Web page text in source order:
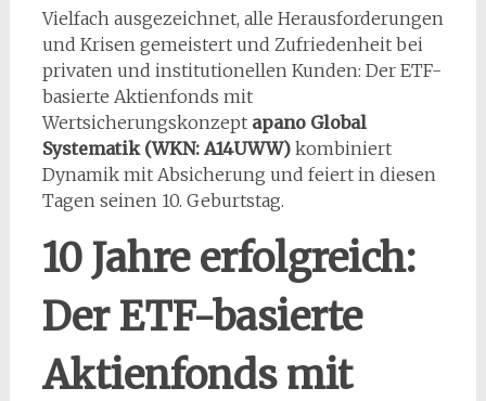
Vielfach ausgezeichnet, alle Herausforderungen
und Krisen gemeistert und Zufriedenheit bei
privaten und institutionellen Kunden: Der ETF-
basierte Aktienfonds mit
Wertsicherungskonzept apano Global
Systematik (WKN: A14UWW)kombiniert
Dynamik mit Absicherung und feiert in diesen
Tagen seinen 10. Geburtstag.
10 Jahre erfolgreich:
Der ETF-basierte
Aktienfonds mit